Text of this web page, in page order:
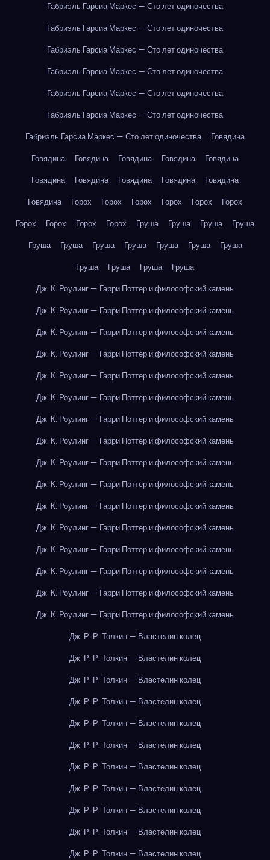
Габриэль Гарсиа Маркес — Сто лет одиночества
Габриэль Гарсиа Маркес — Сто лет одиночества
Габриэль Гарсиа Маркес — Сто лет одиночества
Габриэль Гарсиа Маркес — Сто лет одиночества
Габриэль Гарсиа Маркес — Сто лет одиночества
Габриэль Гарсиа Маркес — Сто лет одиночества
Габриэль Гарсиа Маркес — Сто лет одиночества
Говядина
Говядина
Говядина Говядина Говядина
Говядина
Говядина
Говядина Говядина Говядина
Говядина
Говядина
Горох Горох Горох Горох Горох
Горох
Горох
Горох Горох Горох Груша Груша Груша
Груша
Груша
Груша Груша Груша Груша Груша
Груша
Груша
Груша Груша
Груша
Дж. К. Роулинг — Гарри Поттер и философский камень
Дж. К. Роулинг — Гарри Поттер и философский камень
Дж. К. Роулинг — Гарри Поттер и философский камень
Дж. К. Роулинг — Гарри Поттер и философский камень
Дж. К. Роулинг — Гарри Поттер и философский камень
Дж. К. Роулинг — Гарри Поттер и философский камень
Дж. К. Роулинг — Гарри Поттер и философский камень
Дж. К. Роулинг — Гарри Поттер и философский камень
Дж. К. Роулинг — Гарри Поттер и философский камень
Дж. К. Роулинг — Гарри Поттер и философский камень
Дж. К. Роулинг — Гарри Поттер и философский камень
Дж. К. Роулинг — Гарри Поттер и философский камень
Дж. К. Роулинг — Гарри Поттер и философский камень
Дж. К. Роулинг — Гарри Поттер и философский камень
Дж. К. Роулинг — Гарри Поттер и философский камень
Дж. К. Роулинг — Гарри Поттер и философский камень
Дж. Р. Р. Толкин — Властелин колец
Дж. Р. Р. Толкин — Властелин колец
Дж. Р. Р. Толкин — Властелин колец
Дж. Р. Р. Толкин — Властелин колец
Дж. Р. Р. Толкин — Властелин колец
Дж. Р. Р. Толкин — Властелин колец
Дж. Р. Р. Толкин — Властелин колец
Дж. Р. Р. Толкин — Властелин колец
Дж. Р. Р. Толкин — Властелин колец
Дж. Р. Р. Толкин — Властелин колец
Дж. Р. Р. Толкин — Властелин колец